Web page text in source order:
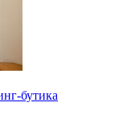
бутика